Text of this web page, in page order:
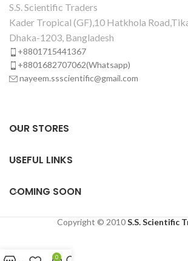
S.S. Scientific Traders
Kader Tropical (GF),10 Hatkhola
Dhaka-1203, Bangladesh
+8801715441367
+8801682707062(Whatsapp)
nayeem.ssscientific@gmail.com
OUR STORES
USEFUL LINKS
COMING SOON
Copyright © 2010S.S. Scientific
0